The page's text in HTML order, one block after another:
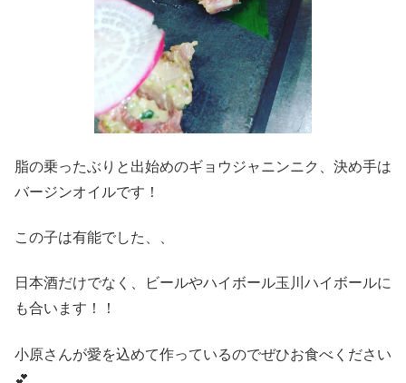
脂の乗ったぶりと出始めのギョウジャニンニク、決め手は
バージンオイルです！
この子は有能でした、、
日本酒だけでなく、ビールやハイボール玉川ハイボールに
も合います！！
小原さんが愛を込めて作っているのでぜひお食べください
💕